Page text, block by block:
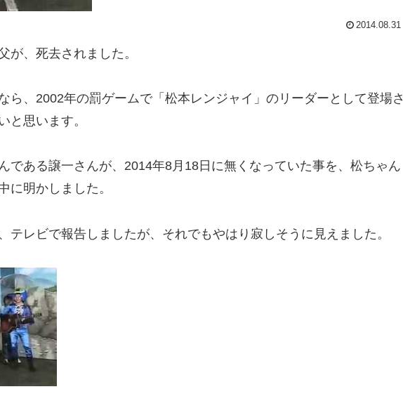
2014.08.31
が、死去されました。
ら、2002年の罰ゲームで「松本レンジャイ」のリーダーとして登場さ
と思います。
である譲一さんが、2014年8月18日に無くなっていた事を、松ちゃん
に明かしました。
テレビで報告しましたが、それでもやはり寂しそうに見えました。